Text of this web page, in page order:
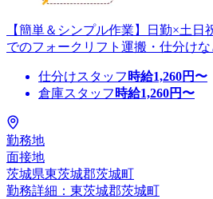
【簡単＆シンプル作業】日勤×土日
でのフォークリフト運搬・仕分けな
仕分けスタッフ 時給1,260円〜
倉庫スタッフ 時給1,260円〜
勤務地
面接地
茨城県東茨城郡茨城町
勤務詳細：東茨城郡茨城町